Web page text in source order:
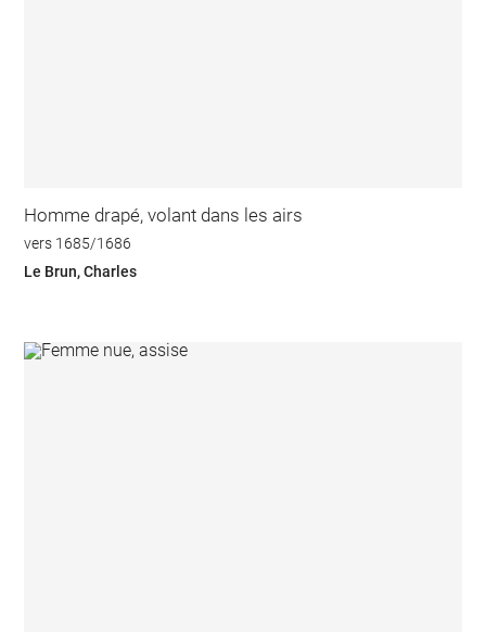
Homme drapé, volant dans les airs
vers 1685/1686
Le Brun, Charles